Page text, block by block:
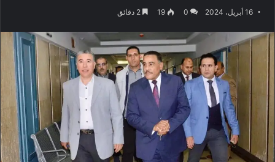
16 أبريل، 2024 0
19